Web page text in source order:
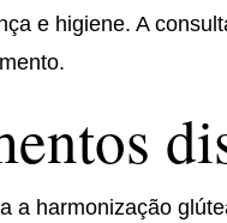
e higiene. A
a harmonização